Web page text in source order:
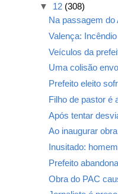
▼ 12 (308)
Na passagem do
Valença:
Veículos da
Uma colisão
Prefeito eleito
Filho de pastor é
Após tentar
Ao inaugurar
Inusitado:
Prefeito
Obra do PAC